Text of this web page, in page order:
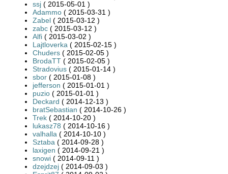
ssj ( 2015-05-01 )
Adammo ( 2015-03-31 )
Zabel ( 2015-03-12 )
zabc ( 2015-03-12 )
Alfi ( 2015-03-02 )
Lajtloverka ( 2015-02-15 )
Chuders ( 2015-02-05 )
BrodaTT ( 2015-02-05 )
Stradovius ( 2015-01-14 )
sbor ( 2015-01-08 )
jefferson ( 2015-01-01 )
puzio ( 2015-01-01 )
Deckard ( 2014-12-13 )
bratSebastian ( 2014-10-26 )
Trek ( 2014-10-20 )
lukasz78 ( 2014-10-16 )
valhalla ( 2014-10-10 )
Sztaba ( 2014-09-28 )
laxigen ( 2014-09-21 )
snowi ( 2014-09-11 )
dzejdzej ( 2014-09-03 )